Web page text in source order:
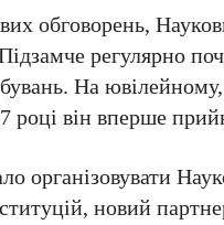
обговорень,
регулярно
На ювілейному,
році він вперше
організовувати
новий